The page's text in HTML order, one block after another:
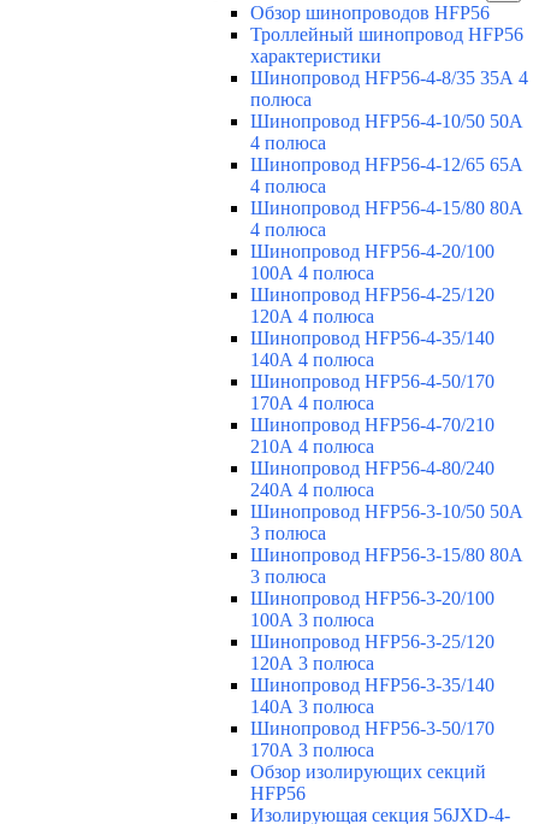
Обзор шинопроводов HFP56
Троллейный шинопровод HFP56
характеристики
Шинопровод HFP56-4-8/35 35А 4
полюса
Шинопровод HFP56-4-10/50 50А
4 полюса
Шинопровод HFP56-4-12/65 65А
4 полюса
Шинопровод HFP56-4-15/80 80А
4 полюса
Шинопровод HFP56-4-20/100
100А 4 полюса
Шинопровод HFP56-4-25/120
120А 4 полюса
Шинопровод HFP56-4-35/140
140А 4 полюса
Шинопровод HFP56-4-50/170
170А 4 полюса
Шинопровод HFP56-4-70/210
210А 4 полюса
Шинопровод HFP56-4-80/240
240А 4 полюса
Шинопровод HFP56-3-10/50 50А
3 полюса
Шинопровод HFP56-3-15/80 80А
3 полюса
Шинопровод HFP56-3-20/100
100А 3 полюса
Шинопровод HFP56-3-25/120
120А 3 полюса
Шинопровод HFP56-3-35/140
140А 3 полюса
Шинопровод HFP56-3-50/170
170А 3 полюса
Обзор изолирующих секций
HFP56
Изолирующая секция 56JXD-4-